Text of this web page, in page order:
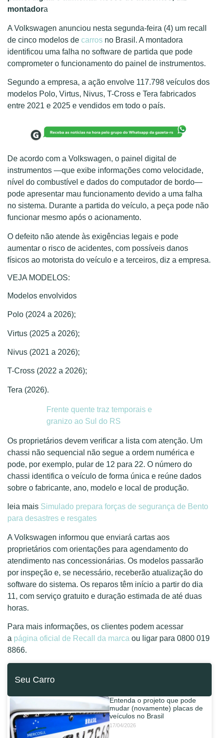
montadora
A Volkswagen anunciou nesta segunda-feira (4) um recall
de cinco modelos de carros no Brasil. A montadora
identificou uma falha no software de partida que pode
comprometer o funcionamento do painel de instrumentos.
Segundo a empresa, a ação envolve 117.798 veículos dos
modelos Polo, Virtus, Nivus, T-Cross e Tera fabricados
entre 2021 e 2025 e vendidos em todo o país.
De acordo com a Volkswagen, o painel digital de
instrumentos —que exibe informações como velocidade,
nível do combustível e dados do computador de bordo—
pode apresentar mau funcionamento devido a uma falha
no sistema. Durante a partida do veículo, a peça pode não
funcionar mesmo após o acionamento.
O defeito não atende às exigências legais e pode
aumentar o risco de acidentes, com possíveis danos
físicos ao motorista do veículo e a terceiros, diz a empresa.
VEJA MODELOS:
Modelos envolvidos
Polo (2024 a 2026);
Virtus (2025 a 2026);
Nivus (2021 a 2026);
T-Cross (2022 a 2026);
Tera (2026).
Frente quente traz temporais e
granizo ao Sul do RS
Os proprietários devem verificar a lista com atenção. Um
chassi não sequencial não segue a ordem numérica e
pode, por exemplo, pular de 12 para 22. O número do
chassi identifica o veículo de forma única e reúne dados
sobre o fabricante, ano, modelo e local de produção.
leia mais Simulado prepara forças de segurança de Bento
para desastres e resgates
A Volkswagen informou que enviará cartas aos
proprietários com orientações para agendamento do
atendimento nas concessionárias. Os modelos passarão
por inspeção e, se necessário, receberão atualização do
software do sistema. Os reparos têm início a partir do dia
11, com serviço gratuito e duração estimada de até duas
horas.
Para mais informações, os clientes podem acessar
a página oficial de Recall da marca ou ligar para 0800 019
8866.
Seu Carro
Entenda o projeto que pode
mudar (novamente) placas de
veículos no Brasil
17/04/2026